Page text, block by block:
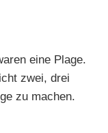
eine Plage.
zwei, drei
zu machen.